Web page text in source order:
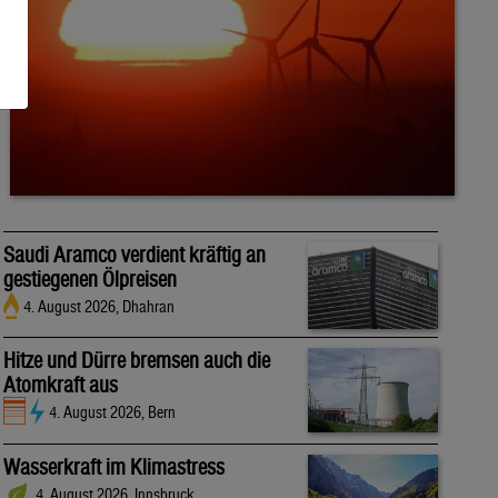
Saudi Aramco verdient kräftig an
gestiegenen Ölpreisen
4. August 2026, Dhahran
Hitze und Dürre bremsen auch die
Atomkraft aus
4. August 2026, Bern
Wasserkraft im Klimastress